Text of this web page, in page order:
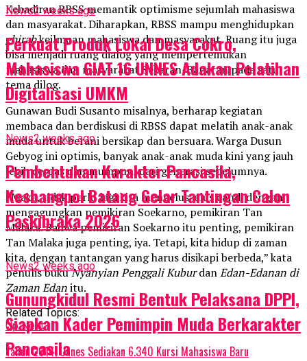
Kehadiran RBSS memantik optimisme sejumlah mahasiswa
dan masyarakat. Diharapkan, RBSS mampu menghidupkan
ghirahkeilmuan mahasiswa dan masyarakat. Ruang itu juga
bisa menjadi ruang dialog yang mempertemukan
mahasiswa dan masyarakat Sekaran-Banaran pada satu
tema dilog.
Gunawan Budi Susanto misalnya, berharap kegiatan
membaca dan berdiskusi di RBSS dapat melatih anak-anak
muda untuk berani bersikap dan bersuara. Warga Dusun
Gebyog ini optimis, banyak anak-anak muda kini yang jauh
lebih cerdas dan mumpuni dari generasi sebelumnya.
“Maka, tidak perlu lagi kita mengelus-elus candi dengan
mengagungkan pemikiran Soekarno, pemikiran Tan
Malaka. Bahwa pemikiran Soekarno itu penting, pemikiran
Tan Malaka juga penting, iya. Tetapi, kita hidup di zaman
kita, dengan tantangan yang harus disikapi berbeda,” kata
penulis bukuNyanyian Penggali KuburdanEdan-Edanan di
Zaman Edanitu.
Related Topics:
Up Next
Tahun 2014, Unnes Sediakan 6.340 Kursi Mahasiswa Baru
News2 weeks ago
Perkuat Produk Lokal Desa Cokro,
Mahasiswa GIAT 16 UNNES Adakan Pelatihan
Digitalisasi UMKM
News2 weeks ago
Pembentukan Karakter Pancasila,
Kesbangpol Batang Gelar Tantingan Calon
Paskibraka 2026
News2 weeks ago
Gunungkidul Resmi Bentuk Pelaksana DPPI,
Siapkan Kader Pemimpin Muda Berkarakter
Pancasila